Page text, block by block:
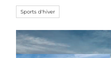
Sports d'hiver